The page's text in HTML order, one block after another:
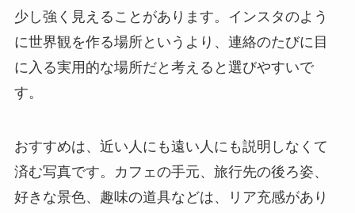
少し強く見えることがあります。インスタのよう
に世界観を作る場所というより、連絡のたびに目
に入る実用的な場所だと考えると選びやすいで
す。
おすすめは、近い人にも遠い人にも説明しなくて
済む写真です。カフェの手元、旅行先の後ろ姿、
好きな景色、趣味の道具などは、リア充感があり